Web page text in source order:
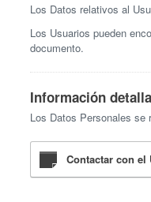
Los Datos relativos al
Los Usuarios pueden
documento.
Información
Los Datos Personales
Contactar con el